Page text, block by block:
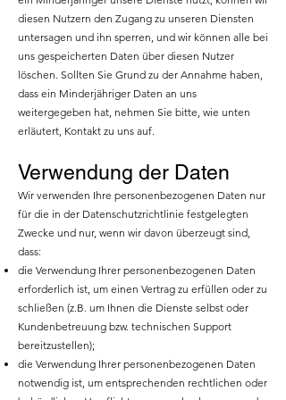
diesen Nutzern den Zugang zu unseren Diensten
untersagen und ihn sperren, und wir können alle bei
uns gespeicherten Daten über diesen Nutzer
löschen. Sollten Sie Grund zu der Annahme haben,
dass ein Minderjähriger Daten an uns
weitergegeben hat, nehmen Sie bitte, wie unten
erläutert, Kontakt zu uns auf.
Verwendung der Daten
Wir verwenden Ihre personenbezogenen Daten nur
für die in der Datenschutzrichtlinie festgelegten
Zwecke und nur, wenn wir davon überzeugt sind,
dass:
die Verwendung Ihrer personenbezogenen Daten
erforderlich ist, um einen Vertrag zu erfüllen oder zu
schließen (z.B. um Ihnen die Dienste selbst oder
Kundenbetreuung bzw. technischen Support
bereitzustellen);
die Verwendung Ihrer personenbezogenen Daten
notwendig ist, um entsprechenden rechtlichen oder